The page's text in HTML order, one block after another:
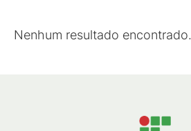
Nenhum resultado encontrado.